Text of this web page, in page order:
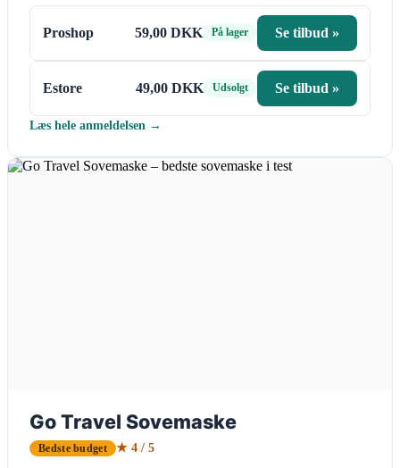
Proshop 59,00 DKK På lager Se tilbud »
Estore 49,00 DKK Udsolgt Se tilbud »
Læs hele anmeldelsen →
Go Travel Sovemaske
Bedste budget ★ 4 / 5